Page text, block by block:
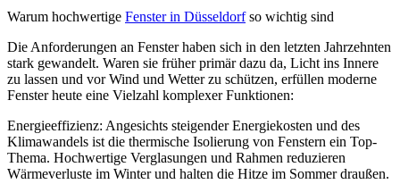
Warum hochwertige Fenster in Düsseldorfso wichtig sind
Die Anforderungen an Fenster haben sich in den letzten Jahrzehnten
stark gewandelt. Waren sie früher primär dazu da, Licht ins Innere
zu lassen und vor Wind und Wetter zu schützen, erfüllen moderne
Fenster heute eine Vielzahl komplexer Funktionen:
Energieeffizienz: Angesichts steigender Energiekosten und des
Klimawandels ist die thermische Isolierung von Fenstern ein Top-
Thema. Hochwertige Verglasungen und Rahmen reduzieren
Wärmeverluste im Winter und halten die Hitze im Sommer draußen.